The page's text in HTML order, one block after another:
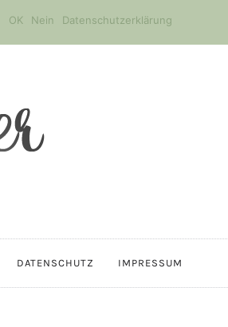
DATENSCHUTZ IMPRESSUM
OK Nein Datenschutzerklärung